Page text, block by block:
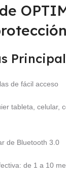
de fácil acceso
tableta, celular,
de Bluetooth 3.0
de 1 a 10